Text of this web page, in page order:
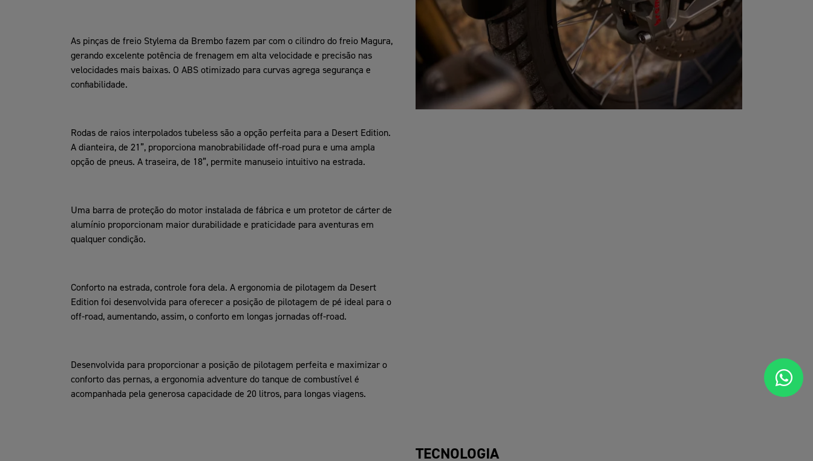
As pinças de freio Stylema da Brembo fazem par com o cilindro do freio Magura,
gerando excelente potência de frenagem em alta velocidade e precisão nas
velocidades mais baixas. O ABS otimizado para curvas agrega segurança e
confiabilidade.
Rodas de raios interpolados tubeless são a opção perfeita para a Desert Edition.
A dianteira, de 21”, proporciona manobrabilidade off-road pura e uma ampla
opção de pneus. A traseira, de 18”, permite manuseio intuitivo na estrada.
Uma barra de proteção do motor instalada de fábrica e um protetor de cárter de
alumínio proporcionam maior durabilidade e praticidade para aventuras em
qualquer condição.
Conforto na estrada, controle fora dela. A ergonomia de pilotagem da Desert
Edition foi desenvolvida para oferecer a posição de pilotagem de pé ideal para o
off-road, aumentando, assim, o conforto em longas jornadas off-road.
Desenvolvida para proporcionar a posição de pilotagem perfeita e maximizar o
conforto das pernas, a ergonomia adventure do tanque de combustível é
acompanhada pela generosa capacidade de 20 litros, para longas viagens.
TECNOLOGIA